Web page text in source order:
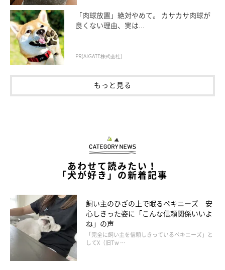
天は、そんな大興奮のももに怯えるどころか全く物怖じしません
でした。
母猫や兄弟猫達の愛情をたっぷり受けていたのでしょうか、疑う
近づけて匂いを嗅ごうとしたり、ケージから出てルンルンとお家
の散策を始めました。
これが、ももと天の初めて会った日の出来事でした。
「肉球放置」絶対やめて。 カサカサ肉球が
良くない理由、実は...
PR(AIGATE株式会社)
もっと見る
あわせて読みたい！
「犬が好き」の新着記事
飼い主のひざの上で眠るペキニーズ 安
心しきった姿に「こんな信頼関係いいよ
ね」の声
「完全に飼い主を信頼しきっているペキニーズ」と
してX（旧Tw …